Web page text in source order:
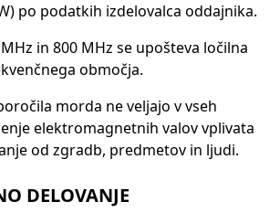
po podatkih izdelovalca oddajnika.
in 800 MHz se upošteva ločilna
območja.
morda ne veljajo v vseh
elektromagnetnih valov vplivata
od zgradb, predmetov in ljudi.
DELOVANJE